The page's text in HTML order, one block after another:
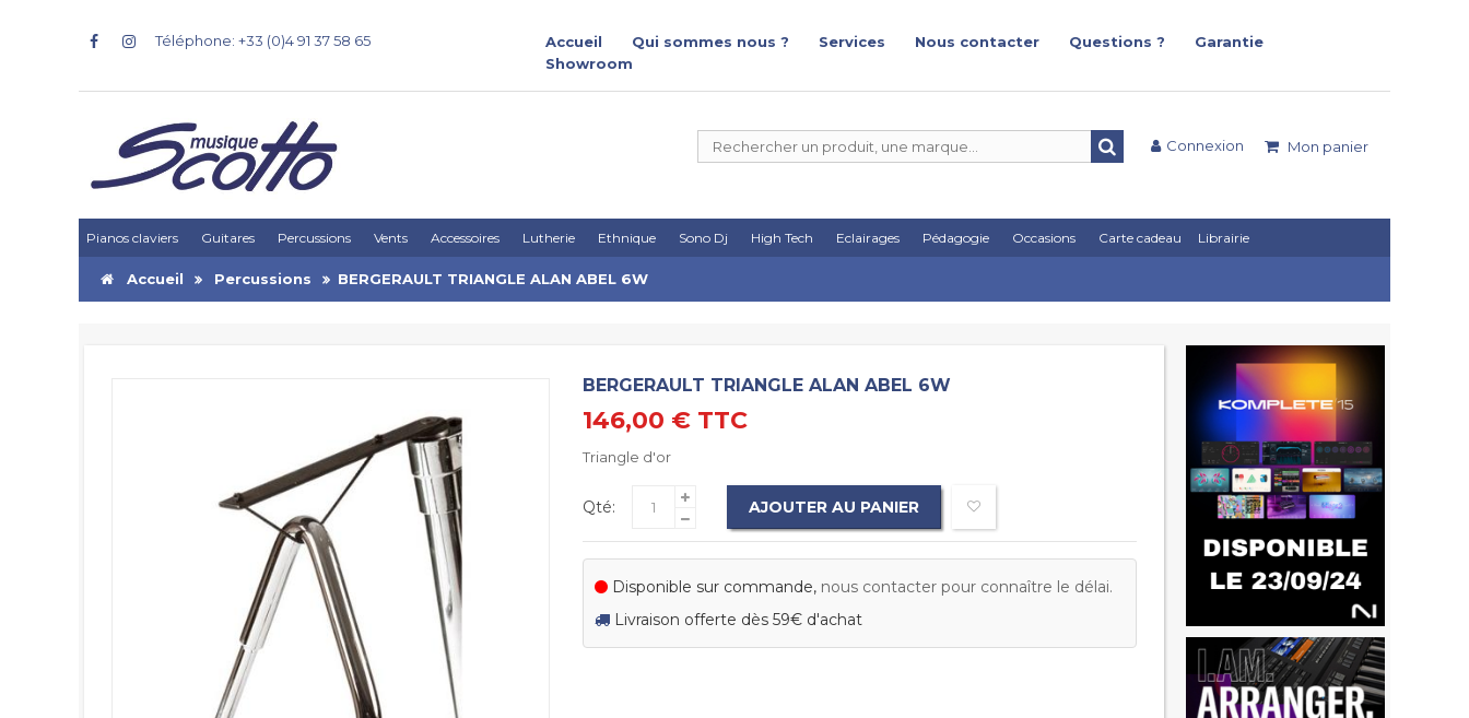
Téléphone: +33 (0)4 91 37 58 65 Accueil Qui sommes nous ? Services Nous contacter Questions ?
Garantie
Showroom
Mon panier
Connexion
Pianos claviers Guitares Percussions Vents Accessoires Lutherie Ethnique Sono Dj High Tech Eclairages Pédagogie Occasions Carte cadeau Librairie
Accueil Percussions BERGERAULT TRIANGLE ALAN ABEL 6W
BERGERAULT TRIANGLE ALAN ABEL 6W
146,00 € TTC
Triangle d'or
Qté: AJOUTER AU PANIER
Disponible sur commande, nous contacter pour connaître le délai.
Livraison offerte dès 59€ d'achat